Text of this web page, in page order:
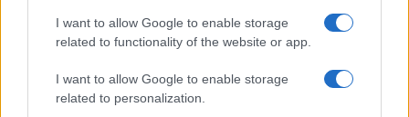
I want to allow Google to enable storage
related to functionality of the website or app.
I want to allow Google to enable storage
related to personalization.